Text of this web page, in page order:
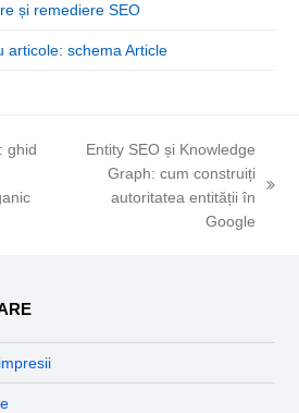
și remediere SEO
articole: schema Article
ghid
Entity SEO și Knowledge
Graph: cum construiți
autoritatea entității în
Google